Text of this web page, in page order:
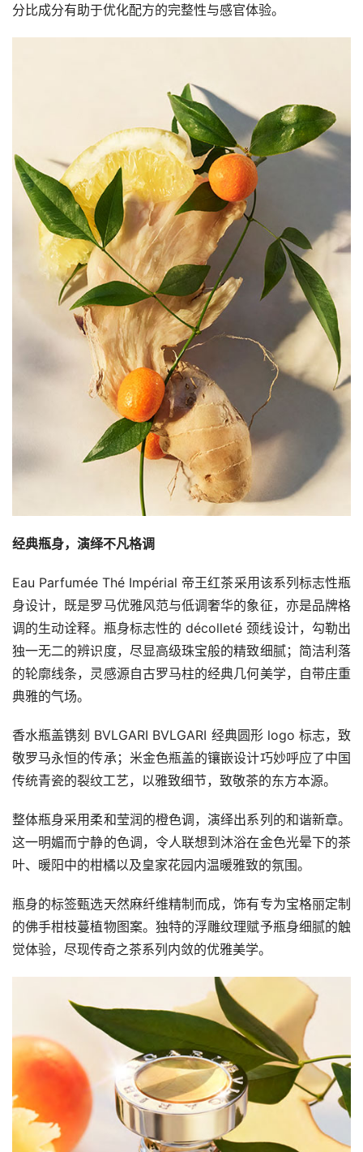
分比成分有助于优化配方的完整性与感官体验。
经典瓶身，演绎不凡格调
Eau Parfumée Thé Impérial 帝王红茶采用该系列标志性瓶
身设计，既是罗马优雅风范与低调奢华的象征，亦是品牌格
调的生动诠释。瓶身标志性的 décolleté 颈线设计，勾勒出
独一无二的辨识度，尽显高级珠宝般的精致细腻；简洁利落
的轮廓线条，灵感源自古罗马柱的经典几何美学，自带庄重
典雅的气场。
香水瓶盖镌刻 BVLGARI BVLGARI 经典圆形 logo 标志，致
敬罗马永恒的传承；米金色瓶盖的镶嵌设计巧妙呼应了中国
传统青瓷的裂纹工艺，以雅致细节，致敬茶的东方本源。
整体瓶身采用柔和莹润的橙色调，演绎出系列的和谐新章。
这一明媚而宁静的色调，令人联想到沐浴在金色光晕下的茶
叶、暖阳中的柑橘以及皇家花园内温暖雅致的氛围。
瓶身的标签甄选天然麻纤维精制而成，饰有专为宝格丽定制
的佛手柑枝蔓植物图案。独特的浮雕纹理赋予瓶身细腻的触
觉体验，尽现传奇之茶系列内敛的优雅美学。